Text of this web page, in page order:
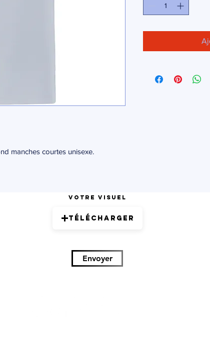
manches courtes unisexe.
Votre visuel
Télécharger
Envoyer